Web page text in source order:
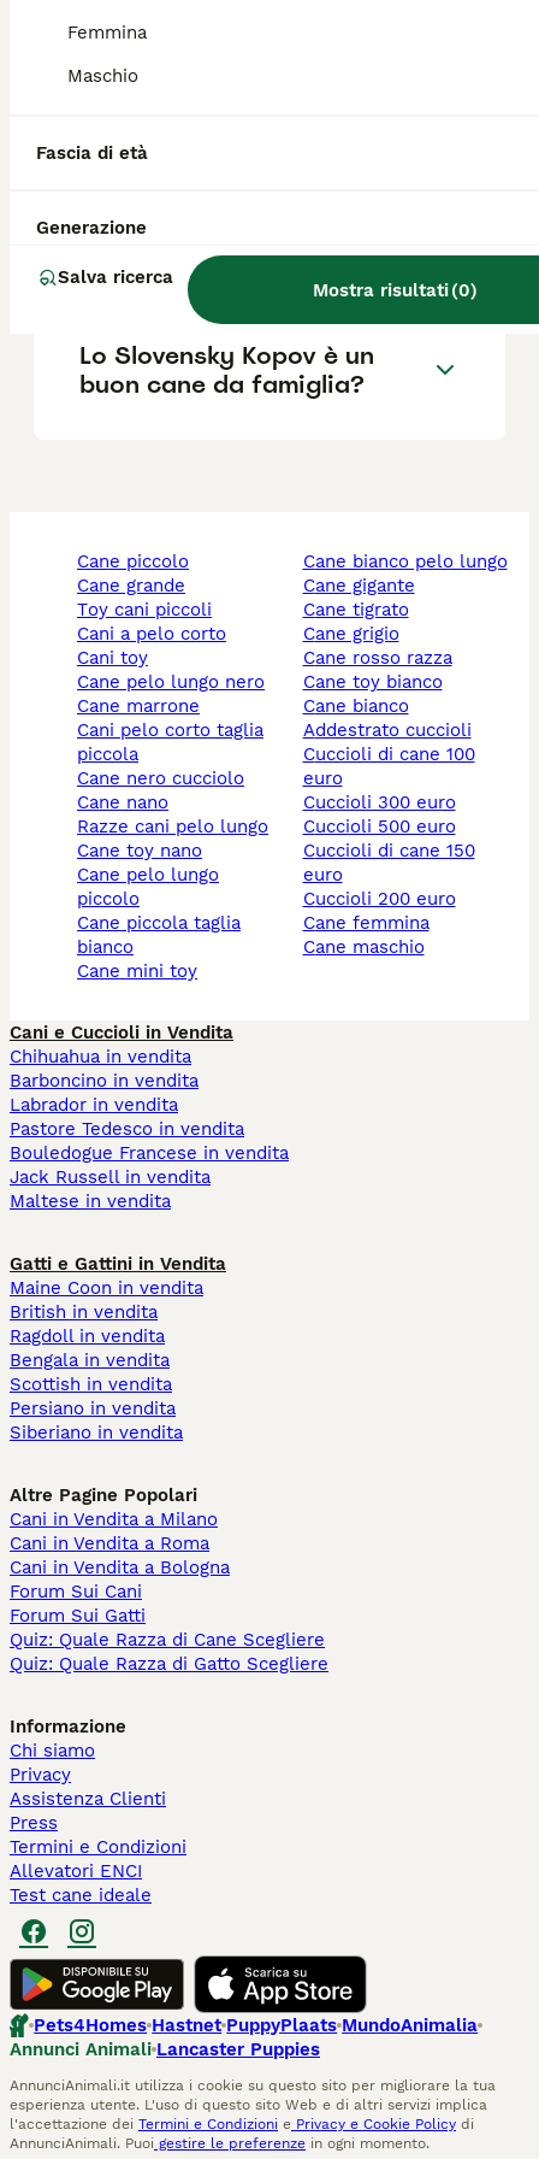
Femmina
Maschio
Fascia di età
Generazione
Salva ricerca
Mostra risultati(0)
Dove posso trovare
Kopov in Italia?
Quanto costa un cucciolo di
Slovensky Kopov?
Lo Slovensky Kopov è un
buon cane da famiglia?
cane piccolo
cane grande
toy cani piccoli
cani a pelo corto
cani toy
cane pelo lungo nero
cane marrone
cani pelo corto taglia
piccola
cane nero cucciolo
cane nano
razze cani pelo lungo
cane toy nano
cane pelo lungo
piccolo
cane piccola taglia
bianco
cane mini toy
cane bianco pelo lungo
cane gigante
cane tigrato
cane grigio
cane rosso razza
cane toy bianco
cane bianco
addestrato cuccioli
cuccioli di cane 100
euro
cuccioli 300 euro
cuccioli 500 euro
cuccioli di cane 150
euro
cuccioli 200 euro
cane femmina
cane maschio
Cani e Cuccioli in Vendita
Chihuahua in vendita
Barboncino in vendita
Labrador in vendita
Pastore Tedesco in vendita
Bouledogue Francese in vendita
Jack Russell in vendita
Maltese in vendita
Gatti e Gattini in Vendita
Maine Coon in vendita
British in vendita
Ragdoll in vendita
Bengala in vendita
Scottish in vendita
Persiano in vendita
Siberiano in vendita
Altre Pagine Popolari
Cani in Vendita a Milano
Cani in Vendita a Roma
Cani in Vendita a Bologna
Forum Sui Cani
Forum Sui Gatti
Quiz: Quale Razza di Cane Scegliere
Quiz: Quale Razza di Gatto Scegliere
Informazione
Chi siamo
Privacy
Assistenza Clienti
Press
Termini e Condizioni
Allevatori ENCI
Test cane ideale
Pets4Homes Hastnet PuppyPlaats MundoAnimalia
Annunci Animali Lancaster Puppies
AnnunciAnimali.it utilizza i cookie su questo sito per migliorare la tua
esperienza utente. L'uso di questo sito Web e di altri servizi implica
l'accettazione dei Termini e Condizioni e Privacy e Cookie Policy di
AnnunciAnimali. Puoi gestire le preferenze in ogni momento.